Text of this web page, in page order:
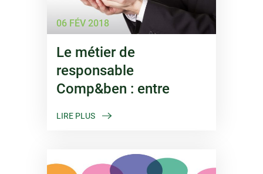
06 FÉV 2018
Le métier de
responsable
Comp&ben : entre
LIRE PLUS